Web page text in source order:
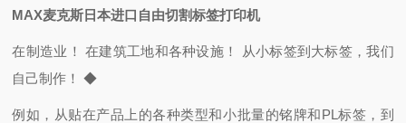
MAX麦克斯日本进口自由切割标签打印机
在制造业！ 在建筑工地和各种设施！ 从小标签到大标签，我们
自己制作！ ◆
例如，从贴在产品上的各种类型和小批量的铭牌和PL标签，到